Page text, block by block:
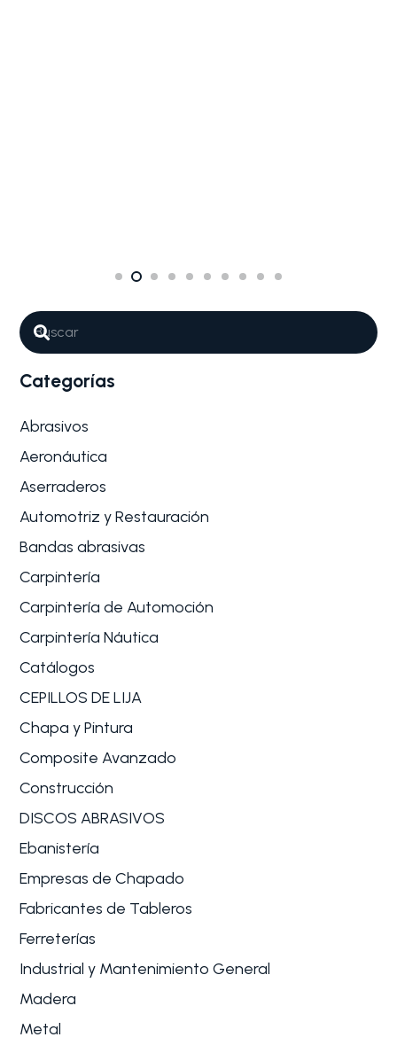
Categorías
Abrasivos
Aeronáutica
Aserraderos
Automotriz y Restauración
Bandas abrasivas
Carpintería
Carpintería de Automoción
Carpintería Náutica
Catálogos
CEPILLOS DE LIJA
Chapa y Pintura
Composite Avanzado
Construcción
DISCOS ABRASIVOS
Ebanistería
Empresas de Chapado
Fabricantes de Tableros
Ferreterías
Industrial y Mantenimiento General
Madera
Metal